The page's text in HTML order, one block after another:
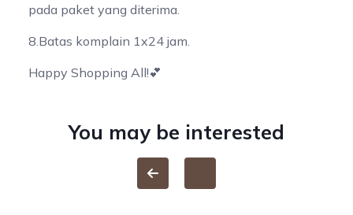
pada paket yang diterima.
8.Batas komplain 1x24 jam.
Happy Shopping All!💕
You may be interested